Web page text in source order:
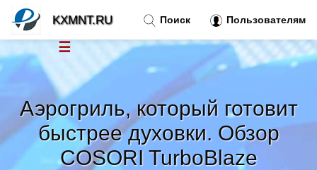
Аэрогриль, который готовит
быстрее духовки. Обзор
COSORI TurboBlaze
Поиск Пользователям
KXMNT.RU
☰
Новости
Тренды новостей »
Рубрики»